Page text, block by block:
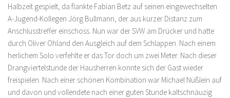
Halbzeit gespielt, da flankte Fabian Betz auf seinen eingewechselten
A-Jugend-Kollegen Jörg Bullmann, der aus kurzer Distanz zum
Anschlusstreffer einschoss. Nun war der SVW am Drücker und hatte
durch Oliver Ohland den Ausgleich auf dem Schlappen. Nach einem
herlichem Solo verfehlte er das Tor doch um zwei Meter. Nach dieser
Drangviertelstunde der Hausherren konnte sich der Gast wieder
freispielen. Nach einer schönen Kombination war Michael Nüßlein auf
und davon und vollendete nach einer guten Stunde kaltschnäuzig